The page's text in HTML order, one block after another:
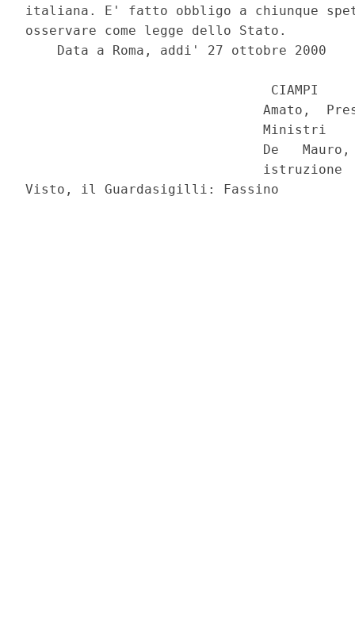
italiana. E' fatto obbligo a chiunque
osservare come legge dello Stato.
    Data a Roma, addi' 27 ottobre 2000
                               CIAMPI
Amato,
                              Ministri
De
                              istruzione